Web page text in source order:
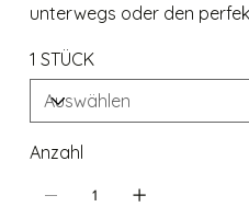
unterwegs oder den
1 STÜCK
Anzahl